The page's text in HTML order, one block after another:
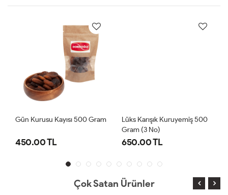
Gün Kurusu Kayısı 500 Gram
450.00 TL
Lüks Karışık Kuruyemiş 500
Gram (3 No)
650.00 TL
Çok Satan Ürünler